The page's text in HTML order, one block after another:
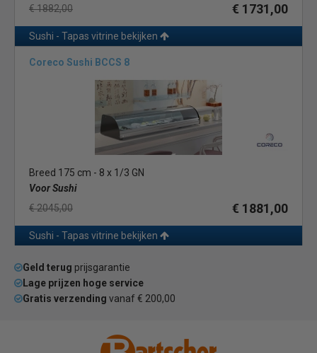
€ 1882,00
€ 1731,00
Sushi - Tapas vitrine bekijken
Coreco Sushi BCCS 8
Breed 175 cm - 8 x 1/3 GN
Voor Sushi
€ 2045,00
€ 1881,00
Sushi - Tapas vitrine bekijken
Geld terug prijsgarantie
Lage prijzen hoge service
Gratis verzending vanaf € 200,00